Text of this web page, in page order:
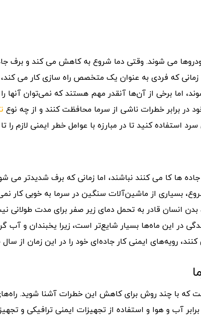
می شوند. وقتی دما شروع به کاهش می کند و برف
زمانی که فردی به عنوان یک متخصص راه سازی کار می
اما برخی از آن‌ها آنقدر مهم هستند که نمی‌توان آنها
در برابر خطرات ناشی از سرما محافظت کنند و از چه نوع
استفاده کنید تا در مبارزه با عوامل خطر ایمنی لازم را
ها کا می کنند نباشند، اما زمانی که برف شدیدتر می
بسیاری از ماشین‌آلات سنگین در سرما به خوبی کار
بدن انسان قادر به تحمل دمای زیر صفر برای مدت
این ماه‌ها بسیار شایع‌تر است، زیرا یخبندان و آب
رویه‌های ایمنی کار جاده‌ای خود را در این زمان از
با چند روش برای کاهش این خطرات آشنا شوید.
آب و هوا و استفاده از تجهیزات ایمنی ترافیکی و